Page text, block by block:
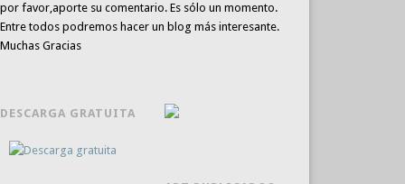
por favor,aporte su comentario. Es sólo un momento.
Entre todos podremos hacer un blog más interesante.
Muchas Gracias
DESCARGA GRATUITA